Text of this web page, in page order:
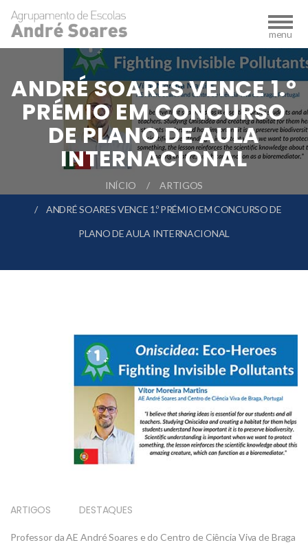
ANDRÉ SOARES VENCE 1.º
PRÉMIO EM CONCURSO
DE PLANO DE AULA
INTERNACIONAL
INÍCIO ARTIGOS
ANDRÉ SOARES VENCE 1.º PRÉMIO EM CONCURSO DE
PLANO DE AULA INTERNACIONAL
ARTIGOS DESTAQUES
Professor da AE André Soares e do Centro de Ciência Viva de Braga